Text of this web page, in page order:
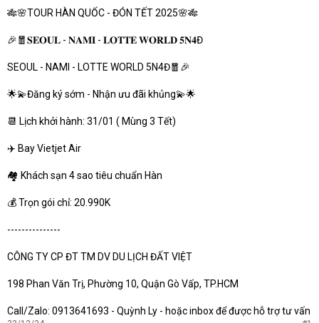
e
🎋🌸TOUR HÀN QUỐC - ĐÓN TẾT 2025🌸🎋
🎉🧧𝐒𝐄𝐎𝐔𝐋 - 𝐍𝐀𝐌𝐈 - 𝐋𝐎𝐓𝐓𝐄 𝐖𝐎𝐑𝐋𝐃 𝟓𝐍𝟒Đ
SEOUL - NAMI - LOTTE WORLD 5N4Đ🧧🎉
🌟💫Đăng ký sớm - Nhận ưu đãi khủng💫🌟
📆 Lịch khởi hành: 31/01 ( Mùng 3 Tết)
✈️ Bay Vietjet Air
🏘 Khách sạn 4 sao tiêu chuẩn Hàn
💰 Trọn gói chỉ: 20.990K
---------------
CÔNG TY CP ĐT TM DV DU LỊCH ĐẤT VIỆT
198 Phan Văn Trị, Phường 10, Quận Gò Vấp, TP.HCM
Call/Zalo: 0913641693 - Quỳnh Ly - hoặc inbox để được hỗ trợ tư vấn